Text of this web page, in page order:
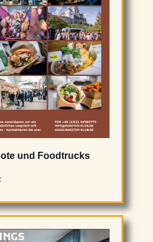
und Foodtrucks